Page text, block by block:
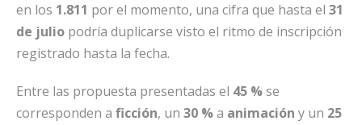
en los 1.811 por el momento, una cifra que hasta el 31
de julio podría duplicarse visto el ritmo de inscripción
registrado hasta la fecha.
Entre las propuesta presentadas el 45 %se
corresponden a ficción, un 30 %a animación y un 25